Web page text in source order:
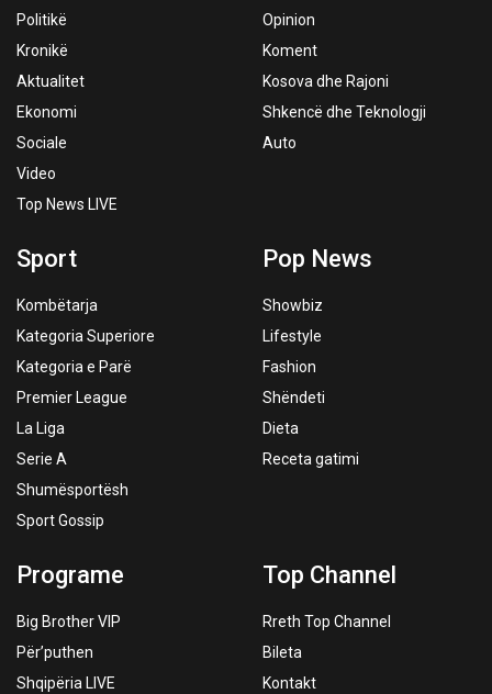
Politikë
Kronikë
Aktualitet
Ekonomi
Sociale
Video
Top News LIVE
Opinion
Koment
Kosova dhe Rajoni
Shkencë dhe Teknologji
Auto
Sport
Kombëtarja
Kategoria Superiore
Kategoria e Parë
Premier League
La Liga
Serie A
Shumësportësh
Sport Gossip
Pop News
Showbiz
Lifestyle
Fashion
Shëndeti
Dieta
Receta gatimi
Programe
Big Brother VIP
Për’puthen
Shqipëria LIVE
Top Channel
Rreth Top Channel
Bileta
Kontakt